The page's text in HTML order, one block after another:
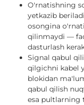
O'rnatishning
yetkazib
osongina
qilinmaydi —
dasturlash
Signal qabul
qilgichni kabel
blokidan
qabul qilish
esa pultlarning